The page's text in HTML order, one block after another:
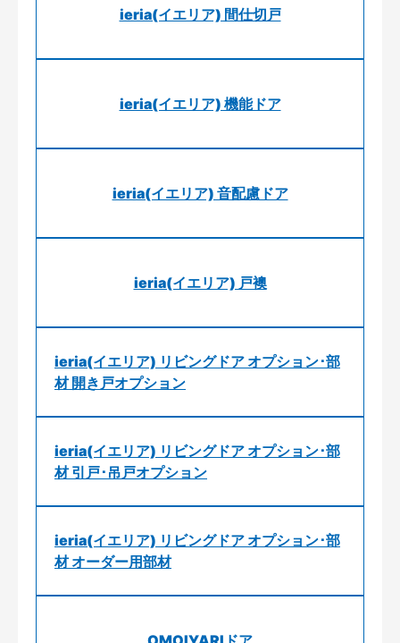
ieria(イエリア) 間仕切戸
ieria(イエリア) 機能ドア
ieria(イエリア) 音配慮ドア
ieria(イエリア) 戸襖
ieria(イエリア) リビングドア オプション･部
材 開き戸オプション
ieria(イエリア) リビングドア オプション･部
材 引戸･吊戸オプション
ieria(イエリア) リビングドア オプション･部
材 オーダー用部材